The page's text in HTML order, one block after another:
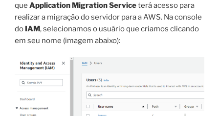
que Application Migration Serviceterá acesso para
realizar a migração do servidor para a AWS. Na console
do IAM, selecionamos o usuário que criamos clicando
em seu nome (imagem abaixo):